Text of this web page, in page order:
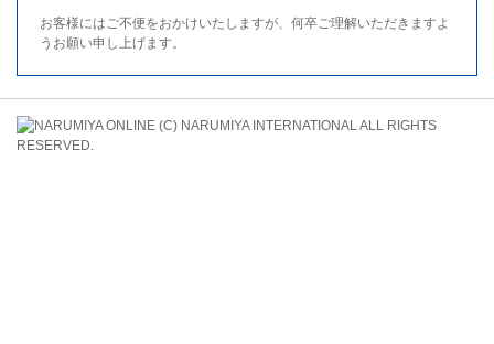
お客様にはご不便をおかけいたしますが、何卒ご理解いただきますよ
うお願い申し上げます。